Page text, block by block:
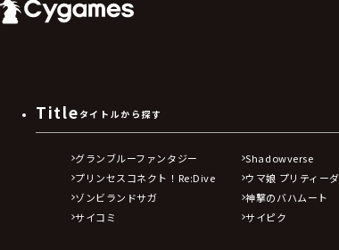
Title タイトルから探す
グランブルーファンタジー
Shadowverse
プリンセスコネクト！Re:Dive
ウマ娘 プリティー
ゾンビランドサガ
神撃のバハムート
サイコミ
サイピク